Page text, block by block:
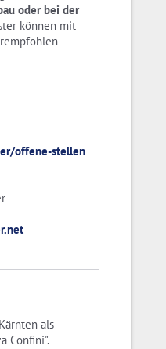
oder bei der
können mit
offene-stellen
als
Confini".